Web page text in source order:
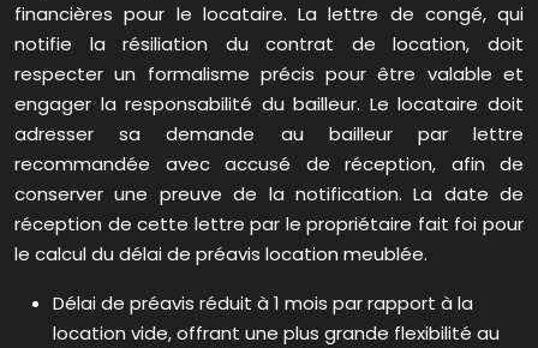
financières pour le locataire. La lettre de congé, qui
notifie la résiliation du contrat de location, doit
respecter un formalisme précis pour être valable et
engager la responsabilité du bailleur. Le locataire doit
adresser sa demande au bailleur par lettre
recommandée avec accusé de réception, afin de
conserver une preuve de la notification. La date de
réception de cette lettre par le propriétaire fait foi pour
le calcul du délai de préavis location meublée.
Délai de préavis réduit à 1 mois par rapport à la
location vide, offrant une plus grande flexibilité au